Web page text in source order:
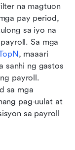
na magtuon
pay period,
sa iyo na
Sa mga
, maaari
sanhi ng gastos
payroll.
sa mga
pag-uulat at
sa payroll